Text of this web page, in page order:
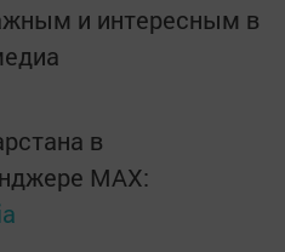
и интересным в
в
MАХ: